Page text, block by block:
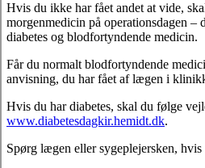
Hvis du ikke har fået andet at vide,
morgenmedicin på operationsdagen –
diabetes og blodfortyndende medicin.
Får du normalt blodfortyndende
anvisning, du har fået af lægen i
Hvis du har diabetes, skal du følge
www.diabetesdagkir.hemidt.dk.
Spørg lægen eller sygeplejersken,